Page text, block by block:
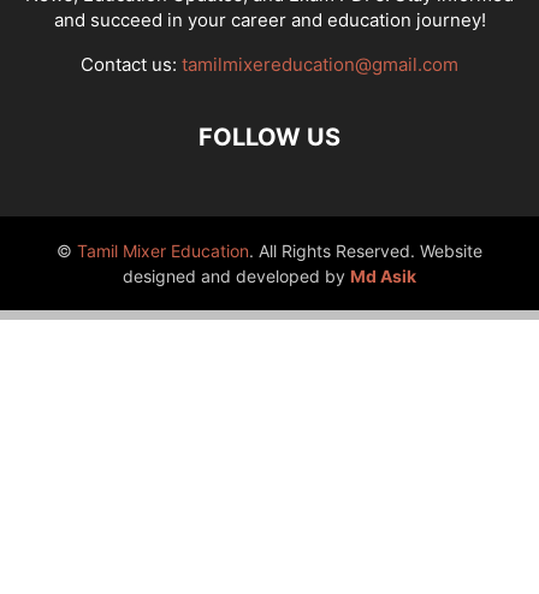
and succeed in your career and education journey!
Contact us: tamilmixereducation@gmail.com
FOLLOW US
© Tamil Mixer Education. All Rights Reserved. Website
designed and developed by Md Asik